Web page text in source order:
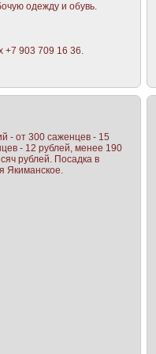
одежду и обувь.
+7 903 709 16 36.
- от 300 саженцев - 15
- 12 рублей, менее 190
рублей. Посадка в